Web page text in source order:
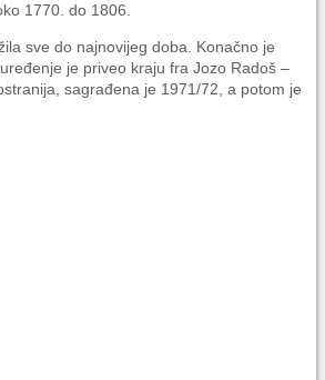
1770. do 1806.
sve do najnovijeg doba. Konačno je
je priveo kraju fra Jozo Radoš –
sagrađena je 1971/72, a potom je